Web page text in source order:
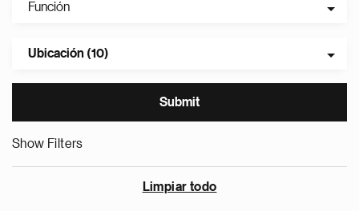
Función
Ubicación (10)
Show Filters
Limpiar todo